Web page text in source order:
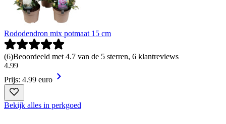
Rododendron mix potmaat 15 cm
(6)Beoordeeld met 4.7 van de 5 sterren, 6 klantreviews
4.99
Prijs: 4.99 euro
Bekijk alles in perkgoed